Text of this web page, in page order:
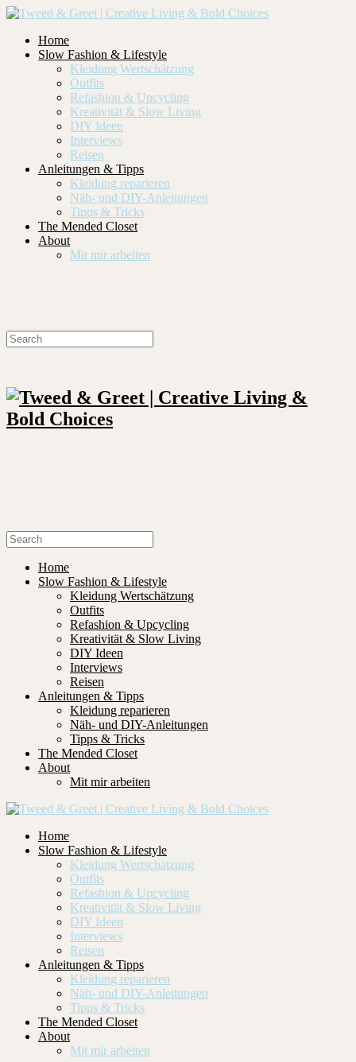
Home
Slow Fashion & Lifestyle
Kleidung Wertschätzung
Outfits
Refashion & Upcycling
Kreativität & Slow Living
DIY Ideen
Interviews
Reisen
Anleitungen & Tipps
Kleidung reparieren
Näh- und DIY-Anleitungen
Tipps & Tricks
The Mended Closet
About
Mit mir arbeiten
Home
Slow Fashion & Lifestyle
Kleidung Wertschätzung
Outfits
Refashion & Upcycling
Kreativität & Slow Living
DIY Ideen
Interviews
Reisen
Anleitungen & Tipps
Kleidung reparieren
Näh- und DIY-Anleitungen
Tipps & Tricks
The Mended Closet
About
Mit mir arbeiten
Home
Slow Fashion & Lifestyle
Kleidung Wertschätzung
Outfits
Refashion & Upcycling
Kreativität & Slow Living
DIY Ideen
Interviews
Reisen
Anleitungen & Tipps
Kleidung reparieren
Näh- und DIY-Anleitungen
Tipps & Tricks
The Mended Closet
About
Mit mir arbeiten